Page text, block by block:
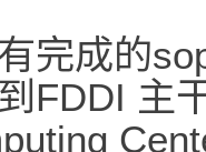
完成的
FDDI 主